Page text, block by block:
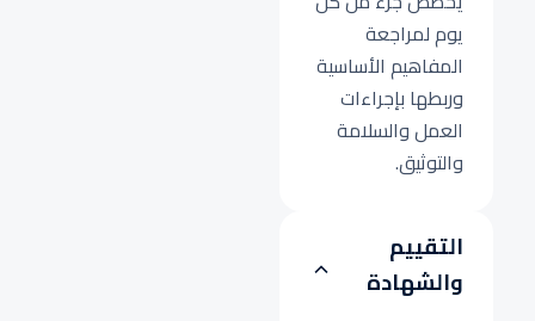
يوم لمراجعة
المفاهيم الأساسية
وربطها بإجراءات
العمل والسلامة
والتوثيق.
التقييم
والشهادة